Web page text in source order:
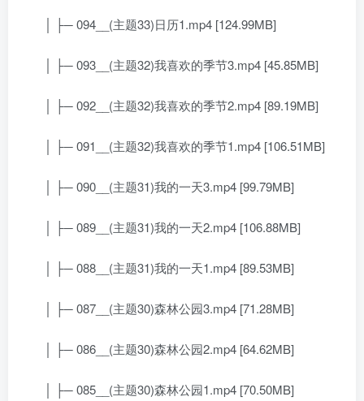
│ ├─ 094__(主题33)日历1.mp4 [124.99MB]
│ ├─ 093__(主题32)我喜欢的季节3.mp4 [45.85MB]
│ ├─ 092__(主题32)我喜欢的季节2.mp4 [89.19MB]
│ ├─ 091__(主题32)我喜欢的季节1.mp4 [106.51MB]
│ ├─ 090__(主题31)我的一天3.mp4 [99.79MB]
│ ├─ 089__(主题31)我的一天2.mp4 [106.88MB]
│ ├─ 088__(主题31)我的一天1.mp4 [89.53MB]
│ ├─ 087__(主题30)森林公园3.mp4 [71.28MB]
│ ├─ 086__(主题30)森林公园2.mp4 [64.62MB]
│ ├─ 085__(主题30)森林公园1.mp4 [70.50MB]